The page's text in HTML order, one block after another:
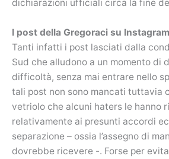
dichiarazioni ufficiali circa la fine
I post della Gregoraci su
Tanti infatti i post lasciati dalla
Sud che alludono a un momento di
difficoltà, senza mai entrare nello
tali post non sono mancati tuttavia
vetriolo che alcuni haters le hanno
relativamente ai presunti accordi
separazione – ossia l’assegno di
dovrebbe ricevere -. Forse per